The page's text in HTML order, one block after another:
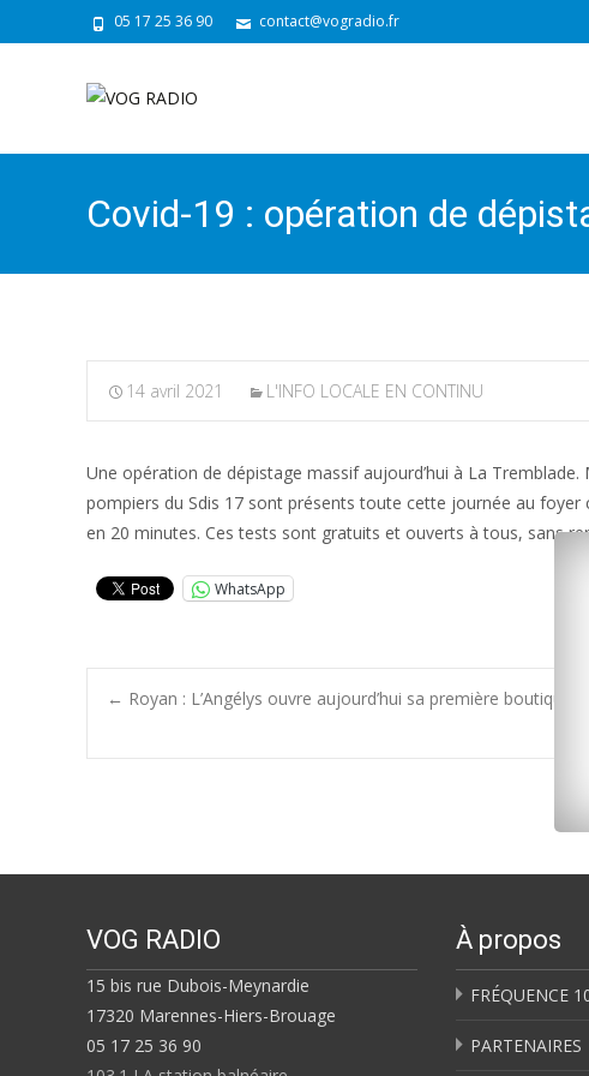
05 17 25 36 90 contact@vogradio.fr
Covid-19 : opération de
14 avril 2021 L'INFO LOCALE EN CONTINU
Une opération de dépistage massif aujourd’hui à La
pompiers du Sdis 17 sont présents toute cette journée au
en 20 minutes. Ces tests sont gratuits et ouverts à tous, sans
WhatsApp
Post
← Royan : L’Angélys ouvre aujourd’hui sa première boutique
VOG RADIO
15 bis rue Dubois-Meynardie
17320 Marennes-Hiers-Brouage
05 17 25 36 90
À propos
FRÉQUENCE
PARTENAIRES